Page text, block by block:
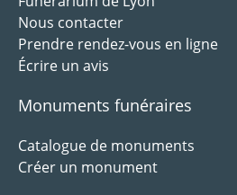
Nous contacter
Prendre rendez-vous en ligne
Écrire un avis
Monuments funéraires
Catalogue de monuments
Créer un monument